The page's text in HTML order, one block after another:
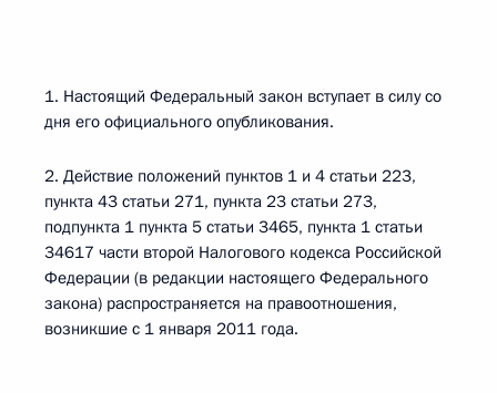
1. Настоящий Федеральный закон вступает в силу со
дня его официального опубликования.
2. Действие положений пунктов 1 и 4 статьи 223,
пункта 43 статьи 271, пункта 23 статьи 273,
подпункта 1 пункта 5 статьи 3465, пункта 1 статьи
34617 части второй Налогового кодекса Российской
Федерации (в редакции настоящего Федерального
закона) распространяется на правоотношения,
возникшие с 1 января 2011 года.